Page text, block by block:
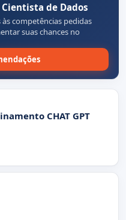
de Dados
competências pedidas
suas chances no
CHAT GPT